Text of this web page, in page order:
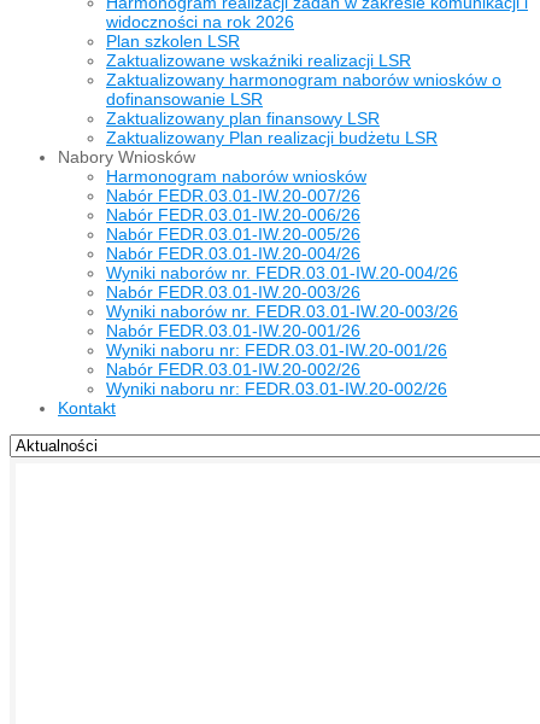
widoczności na rok 2026
Plan szkolen LSR
Zaktualizowane wskaźniki realizacji LSR
Zaktualizowany harmonogram naborów wniosków o
dofinansowanie LSR
Zaktualizowany plan finansowy LSR
Zaktualizowany Plan realizacji budżetu LSR
Nabory Wniosków
Harmonogram naborów wniosków
Nabór FEDR.03.01-IW.20-007/26
Nabór FEDR.03.01-IW.20-006/26
Nabór FEDR.03.01-IW.20-005/26
Nabór FEDR.03.01-IW.20-004/26
Wyniki naborów nr. FEDR.03.01-IW.20-004/26
Nabór FEDR.03.01-IW.20-003/26
Wyniki naborów nr. FEDR.03.01-IW.20-003/26
Nabór FEDR.03.01-IW.20-001/26
Wyniki naboru nr: FEDR.03.01-IW.20-001/26
Nabór FEDR.03.01-IW.20-002/26
Wyniki naboru nr: FEDR.03.01-IW.20-002/26
Kontakt